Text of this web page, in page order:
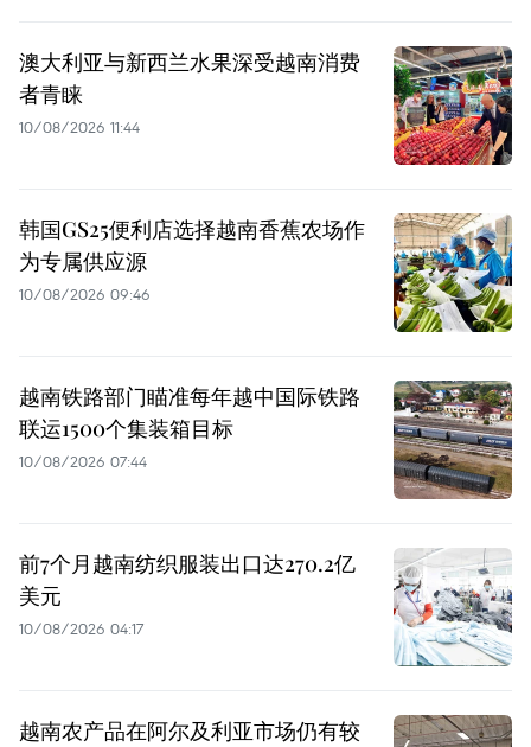
澳大利亚与新西兰水果深受越南消费
者青睐
10/08/2026 11:44
韩国GS25便利店选择越南香蕉农场作
为专属供应源
10/08/2026 09:46
越南铁路部门瞄准每年越中国际铁路
联运1500个集装箱目标
10/08/2026 07:44
前7个月越南纺织服装出口达270.2亿
美元
10/08/2026 04:17
越南农产品在阿尔及利亚市场仍有较